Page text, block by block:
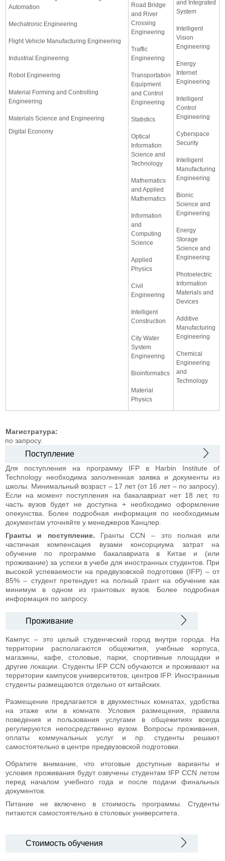
Automation
Mechatronic Engineering
Flight Vehicle Manufacturing Engineering
Industrial Engineering
Robot Engineering
Material Forming and Controlling
Engineering
Materials Science and Engineering
Digital Economy
Road Bridge
and River
Crossing
Engineering
Traffic
Engineering
Transportation
Equipment
and Control
Engineering
Statistics
Optical
Information
Science and
Technology
Mathematics
and Applied
Mathematics
Information
and
Computing
Science
Applied
Physics
Civil
Engineering
Intelligent
Construction
City Water
System
Engineering
Bioinformatics
Material
Physics
and Integrated
System
Intelligent
Vision
Engineering
Energy
Internet
Engineering
Intelligent
Control
Engineering
Cyberspace
Security
Intelligent
Manufacturing
Engineering
Bionic
Science and
Engineering
Energy
Storage
Science and
Engineering
Photoelectric
Information
Materials and
Devices
Additive
Manufacturing
Engineering
Chemical
Engineering
and
Technology
Магистратура:
по запросу.
Поступление
Для поступления на программу IFP в Harbin Institute of
Technology необходима заполненная заявка и документы из
школы. Минимальный возраст – 17 лет (от 16 лет – по запросу).
Если на момент поступления на бакалавриат нет 18 лет, то
часть вузов будет не доступна + необходимо оформление
опекунства. Более подробная информация по необходимым
документам уточняйте у менеджеров Канцлер.
Гранты и поступление. Гранты CCN – это полная или
частичная компенсация вузами консорциума затрат на
обучение по программе бакалавриата в Китае и (или
проживание) за успехи в учебе для иностранных студентов. При
высокой успеваемости на предвузовской подготовке (IFP) – от
85% – студент претендует на полный грант на обучение как
минимум в одном из грантовых вузов. Более подробная
информация по запросу.
Проживание
Кампус – это целый студенческий город внутри города. На
территории располагаются общежития, учебные корпуса,
магазины, кафе, столовые, парки, спортивные площадки и
другие локации. Студенты IFP CCN обучаются и проживают на
территории кампусов университетов, центров IFP. Иностранные
студенты размещаются отдельно от китайских.
Размещение предлагается в двухместных комнатах, удобства
на этаже или в комнате. Условия размещения, правила
поведения и пользования услугами в общежитиях всегда
регулируются непосредственно вузом. Вопросы проживания,
оплаты коммунальных услуг и пр. студенты решают
самостоятельно в центре предвузовской подготовки.
Обратите внимание, что итоговые доступные варианты и
условия проживания будут озвучены студентам IFP CCN летом
перед началом учебного года и после подачи финальных
документов.
Питание не включено в стоимость программы. Студенты
питаются самостоятельно в столовых университета.
Стоимость обучения